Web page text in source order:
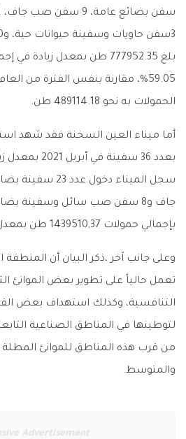
بلغ 777952.35 طن بمعدل زيادة
الحمولات به نحو 489114.18 طن.
جاف و8 سفن صب سائل وسفينة
بإجمالي حمولات 1439510,37 طن بمعدل زيادة بلغ 18,44%.
وعلى جانب آخر ،ذكر البيان أن
تعمل حالياً على تطوير بعض الموانئ
التنافسية، وكذلك استهداف بعض
لتوطينها في المناطق الصناعية
من قرب هذه المناطق للموانئ المطلة
والمتوسط.
Advertisement